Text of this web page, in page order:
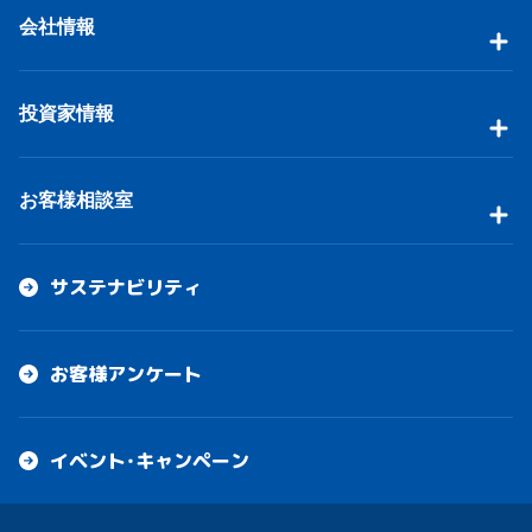
会社情報
投資家情報
お客様相談室
サステナビリティ
お客様アンケート
イベント・キャンペーン